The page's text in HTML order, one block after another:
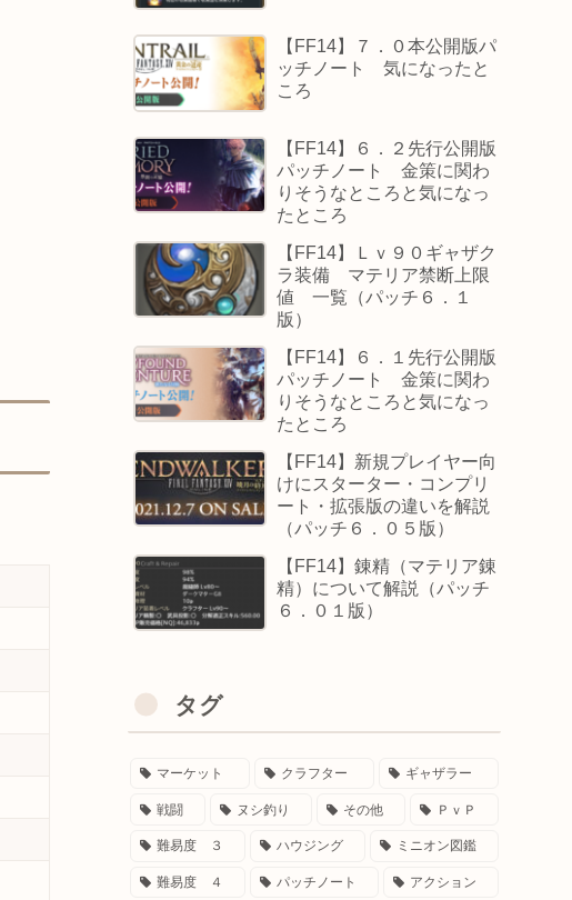
【FF14】７．０本公開版パ
ッチノート 気になったと
ころ
【FF14】６．２先行公開版
パッチノート 金策に関わ
りそうなところと気になっ
たところ
【FF14】Ｌｖ９０ギャザク
ラ装備 マテリア禁断上限
値 一覧（パッチ６．１
版）
【FF14】６．１先行公開版
パッチノート 金策に関わ
りそうなところと気になっ
たところ
【FF14】新規プレイヤー向
けにスターター・コンプリ
ート・拡張版の違いを解説
（パッチ６．０５版）
【FF14】錬精（マテリア錬
精）について解説（パッチ
６．０１版）
タグ
マーケット クラフター ギャザラー
戦闘 ヌシ釣り その他 ＰｖＰ
難易度 ３ ハウジング ミニオン図鑑
難易度 ４ パッチノート アクション